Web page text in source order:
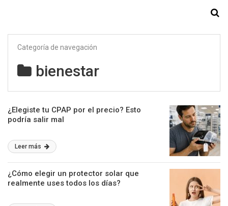
Categoría de navegación
bienestar
¿Elegiste tu CPAP por el precio? Esto
podría salir mal
Leer más
¿Cómo elegir un protector solar que
realmente uses todos los días?